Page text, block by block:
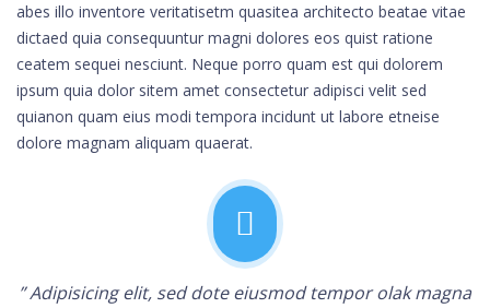
abes illo inventore veritatisetm quasitea architecto beatae vitae
dictaed quia consequuntur magni dolores eos quist ratione
ceatem sequei nesciunt. Neque porro quam est qui dolorem
ipsum quia dolor sitem amet consectetur adipisci velit sed
quianon quam eius modi tempora incidunt ut labore etneise
dolore magnam aliquam quaerat.
” Adipisicing elit, sed dote eiusmod tempor olak magna